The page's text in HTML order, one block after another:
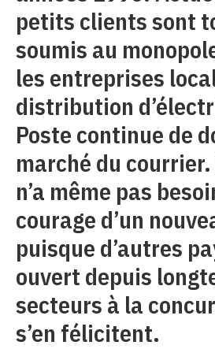
petits clients sont
soumis au
les entreprises
distribution
Poste continue de
marché du
n’a même pas
courage d’un
puisque d’autres
ouvert depuis
secteurs à la
s’en félicitent.